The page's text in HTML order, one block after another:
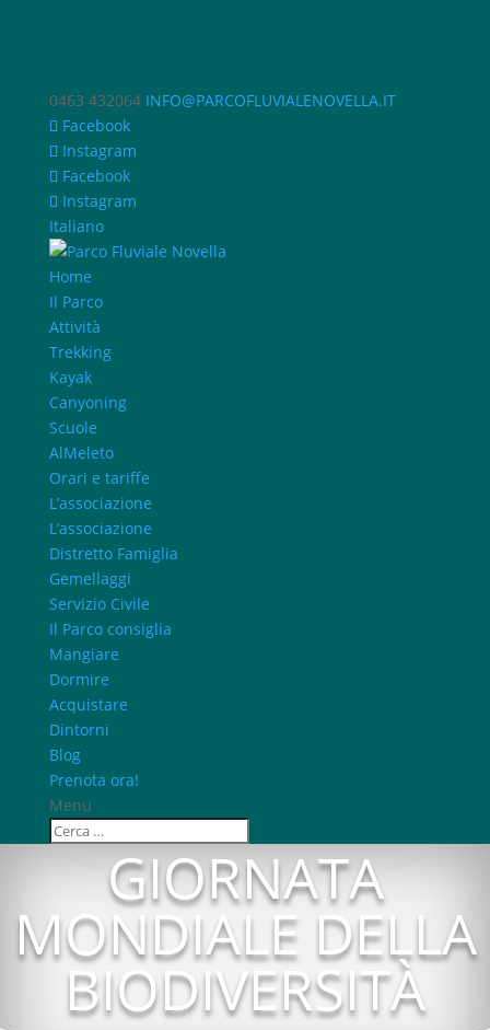
0463 432064 INFO@PARCOFLUVIALENOVELLA.IT
Facebook
Instagram
Facebook
Instagram
Italiano
Home
Il Parco
Attività
Trekking
Kayak
Canyoning
Scuole
AlMeleto
Orari e tariffe
L’associazione
L’associazione
Distretto Famiglia
Gemellaggi
Servizio Civile
Il Parco consiglia
Mangiare
Dormire
Acquistare
Dintorni
Blog
Prenota ora!
Menu
GIORNATA
MONDIALE DELLA
BIODIVERSITÀ